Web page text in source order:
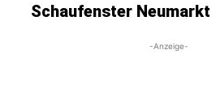
Schaufenster Neumarkt
-Anzeige-